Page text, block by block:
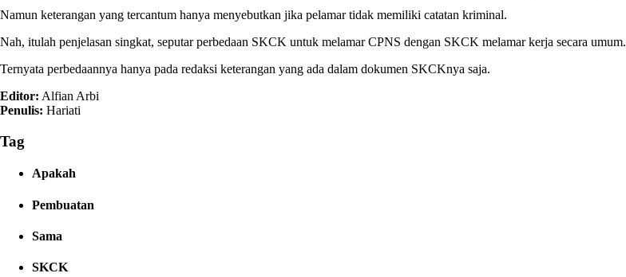
Namun keterangan yang tercantum hanya menyebutkan jika pelamar tidak memiliki catatan kriminal.
Nah, itulah penjelasan singkat, seputar perbedaan SKCK untuk melamar CPNS dengan SKCK melamar kerja secara umum.
Ternyata perbedaannya hanya pada redaksi keterangan yang ada dalam dokumen SKCKnya saja.
Editor: Alfian Arbi
Penulis: Hariati
Tag
Apakah
Pembuatan
Sama
SKCK